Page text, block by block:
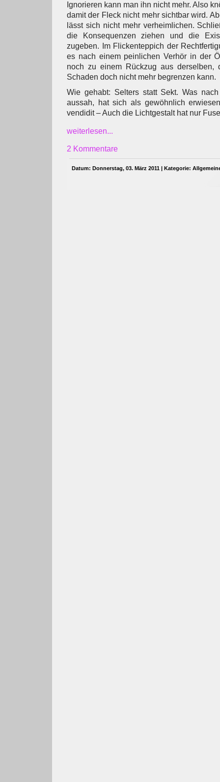
Ignorieren kann man ihn nicht mehr. Also
damit der Fleck nicht mehr sichtbar wird.
lässt sich nicht mehr verheimlichen.
die Konsequenzen ziehen und die
zugeben. Im Flickenteppich der
es nach einem peinlichen Verhör in der
noch zu einem Rückzug aus derselben,
Schaden doch nicht mehr begrenzen kann.
Wie gehabt: Selters statt Sekt. Was
aussah, hat sich als gewöhnlich
vendidit – Auch die Lichtgestalt hat nur
weiterlesen...
2 Kommentare
Datum: Donnerstag, 03. März 2011 | Kategorie: